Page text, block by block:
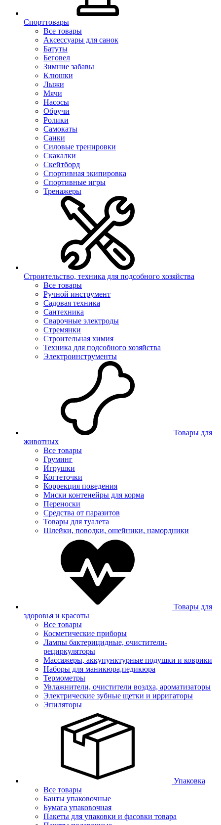
Спорттовары
Все товары
Аксессуары для санок
Батуты
Беговел
Зимние забавы
Клюшки
Лыжи
Мячи
Насосы
Обручи
Ролики
Самокаты
Санки
Силовые тренировки
Скакалки
Скейтборд
Спортивная экипировка
Спортивные игры
Тренажеры
Строительство, техника для подсобного хозяйства
Все товары
Ручной инструмент
Садовая техника
Сантехника
Сварочные электроды
Стремянки
Строительная химия
Техника для подсобного хозяйства
Электроинструменты
Товары для
животных
Все товары
Груминг
Игрушки
Когтеточки
Коррекция поведения
Миски контенейры для корма
Переноски
Средства от паразитов
Товары для туалета
Шлейки, поводки, ошейники, намордники
Товары для
здоровья и красоты
Все товары
Косметические приборы
Лампы бактерицидные, очистители-
рециркуляторы
Массажеры, аккупунктурные подушки и коврики
Наборы для маникюра,педикюра
Термометры
Увлажнители, очистители воздха, ароматизаторы
Электрические зубные щетки и ирригаторы
Эпиляторы
Упаковка
Все товары
Банты упаковочные
Бумага упаковочная
Пакеты для упаковки и фасовки товара